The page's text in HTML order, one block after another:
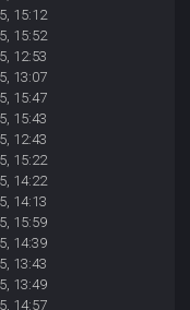
15:12
15:52
12:53
13:07
15:47
15:43
12:43
15:22
14:22
14:13
15:59
14:39
13:43
13:49
14:57